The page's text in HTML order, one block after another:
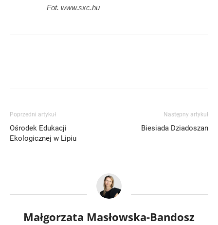
Fot. www.sxc.hu
Poprzedni artykuł
Ośrodek Edukacji
Ekologicznej w Lipiu
Następny artykuł
Biesiada Dziadoszan
Małgorzata Masłowska-Bandosz